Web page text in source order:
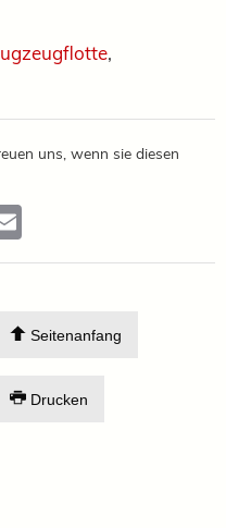
,
uns, wenn sie diesen
Seitenanfang
Drucken